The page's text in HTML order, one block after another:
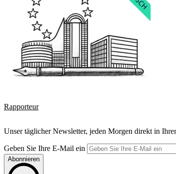
Rapporteur
Unser täglicher Newsletter, jeden Morgen direkt in
Geben Sie Ihre E-Mail ein
Abonnieren